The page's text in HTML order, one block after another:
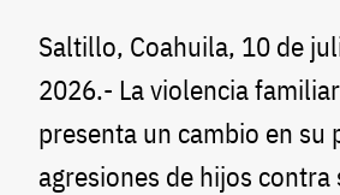
Saltillo, Coahuila, 10 de
2026.- La violencia
presenta un cambio en su
agresiones de hijos contra